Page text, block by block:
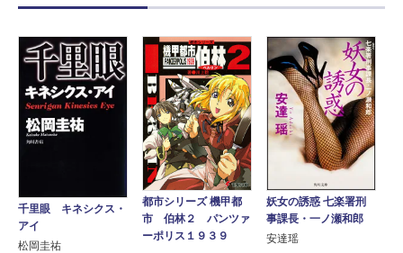
千里眼 キネシクス・
アイ
松岡圭祐
都市シリーズ 機甲都
市 伯林２ パンツァ
ーポリス１９３９
妖女の誘惑 七楽署刑
事課長・一ノ瀬和郎
安達瑶